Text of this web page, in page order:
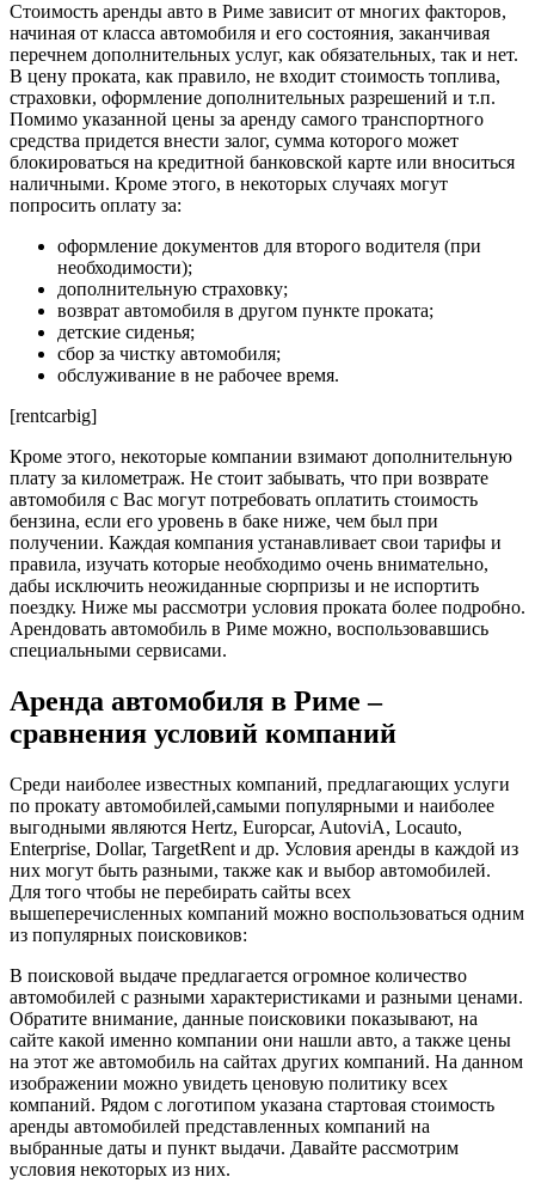
Стоимость аренды авто в Риме зависит от многих факторов,
начиная от класса автомобиля и его состояния, заканчивая
перечнем дополнительных услуг, как обязательных, так и нет.
В цену проката, как правило, не входит стоимость топлива,
страховки, оформление дополнительных разрешений и т.п.
Помимо указанной цены за аренду самого транспортного
средства придется внести залог, сумма которого может
блокироваться на кредитной банковской карте или вноситься
наличными. Кроме этого, в некоторых случаях могут
попросить оплату за:
оформление документов для второго водителя (при
необходимости);
дополнительную страховку;
возврат автомобиля в другом пункте проката;
детские сиденья;
сбор за чистку автомобиля;
обслуживание в не рабочее время.
[rentcarbig]
Кроме этого, некоторые компании взимают дополнительную
плату за километраж. Не стоит забывать, что при возврате
автомобиля с Вас могут потребовать оплатить стоимость
бензина, если его уровень в баке ниже, чем был при
получении. Каждая компания устанавливает свои тарифы и
правила, изучать которые необходимо очень внимательно,
дабы исключить неожиданные сюрпризы и не испортить
поездку. Ниже мы рассмотри условия проката более подробно.
Арендовать автомобиль в Риме можно, воспользовавшись
специальными сервисами.
Аренда автомобиля в Риме –
сравнения условий компаний
Среди наиболее известных компаний, предлагающих услуги
по прокату автомобилей,самыми популярными и наиболее
выгодными являются Hertz, Europcar, AutoviA, Locauto,
Enterprise, Dollar, TargetRent и др. Условия аренды в каждой из
них могут быть разными, также как и выбор автомобилей.
Для того чтобы не перебирать сайты всех
вышеперечисленных компаний можно воспользоваться одним
из популярных поисковиков:
В поисковой выдаче предлагается огромное количество
автомобилей с разными характеристиками и разными ценами.
Обратите внимание, данные поисковики показывают, на
сайте какой именно компании они нашли авто, а также цены
на этот же автомобиль на сайтах других компаний. На данном
изображении можно увидеть ценовую политику всех
компаний. Рядом с логотипом указана стартовая стоимость
аренды автомобилей представленных компаний на
выбранные даты и пункт выдачи. Давайте рассмотрим
условия некоторых из них.